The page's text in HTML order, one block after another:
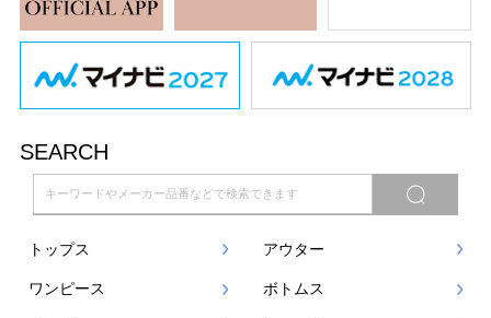
SEARCH
トップス アウター
ワンピース ボトムス